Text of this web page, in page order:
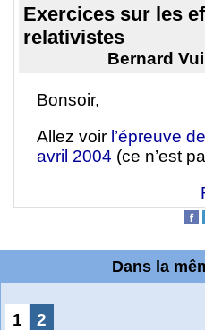
Exercices sur les
relativistes
Bernard
Bonsoir,
Allez voir l’épreuve
avril 2004 (ce n’est
Dans la
1 2